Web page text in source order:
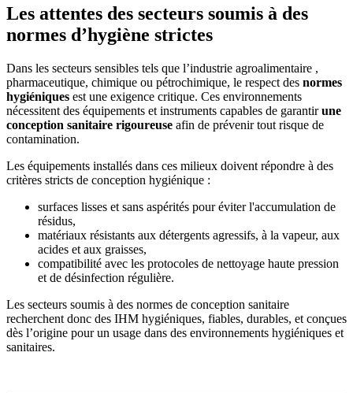
Les attentes des secteurs soumis à des
normes d’hygiène strictes
Dans les secteurs sensibles tels que l’industrie agroalimentaire ,
pharmaceutique, chimique ou pétrochimique, le respect des normes
hygiéniques est une exigence critique. Ces environnements
nécessitent des équipements et instruments capables de garantirune
conception sanitaire rigoureuse afin de prévenir tout risque de
contamination.
Les équipements installés dans ces milieux doivent répondre à des
critères stricts de conception hygiénique :
surfaces lisses et sans aspérités pour éviter l'accumulation de
résidus,
matériaux résistants aux détergents agressifs, à la vapeur, aux
acides et aux graisses,
compatibilité avec les protocoles de nettoyage haute pression
et de désinfection régulière.
Les secteurs soumis à des normes de conception sanitaire
recherchent donc des IHM hygiéniques, fiables, durables, et conçues
dès l’origine pour un usage dans des environnements hygiéniques et
sanitaires.